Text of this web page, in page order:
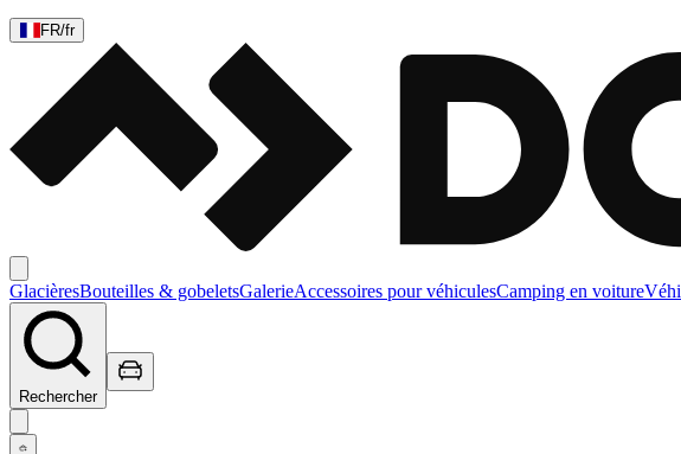
FR/fr
GlacièresBouteilles & gobeletsGalerieAccessoires pour véhiculesCamping en voiture
Rechercher